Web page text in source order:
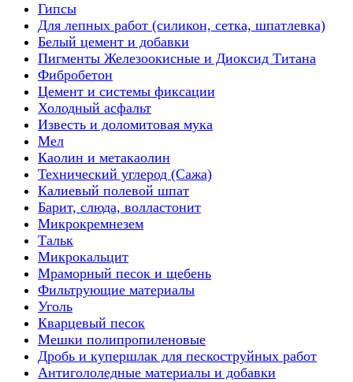
Гипсы
Для лепных работ (силикон, сетка, шпатлевка)
Белый цемент и добавки
Пигменты Железоокисные и Диоксид Титана
Фибробетон
Цемент и системы фиксации
Холодный асфальт
Известь и доломитовая мука
Мел
Каолин и метакаолин
Технический углерод (Сажа)
Калиевый полевой шпат
Барит, слюда, волластонит
Микрокремнезем
Тальк
Микрокальцит
Мраморный песок и щебень
Фильтрующие материалы
Уголь
Кварцевый песок
Мешки полипропиленовые
Дробь и купершлак для пескоструйных работ
Антигололедные материалы и добавки